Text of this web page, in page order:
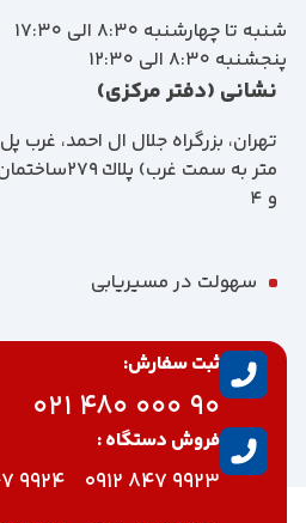
شنبه تا چهارشنبه 8:30 الی 17:30
پنجشنبه 8:30 الی 12:30
نشانی (دفتر مرکزی)
و 4
سهولت در مسیریابی
ثبت سفارش:
90 000 480 021
فروش دستگاه :
9923 847 0912
9924 847 0912